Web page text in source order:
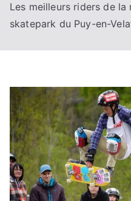
Les meilleurs riders de
skatepark du Puy-en-